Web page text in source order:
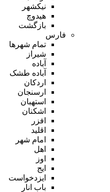
نیکشهر
هیدوچ
بازگشت
فارس
تمام شهر‌ها
شیراز
آباده
آباده طشک
اردکان
ارسنجان
استهبان
اشکنان
افزر
اقلید
امام شهر
اهل
اوز
ایج
ایزدخواست
باب انار